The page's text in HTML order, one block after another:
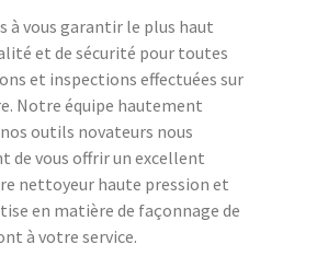
à vous garantir le plus haut
et de sécurité pour toutes
et inspections effectuées sur
Notre équipe hautement
outils novateurs nous
de vous offrir un excellent
nettoyeur haute pression et
en matière de façonnage de
à votre service.